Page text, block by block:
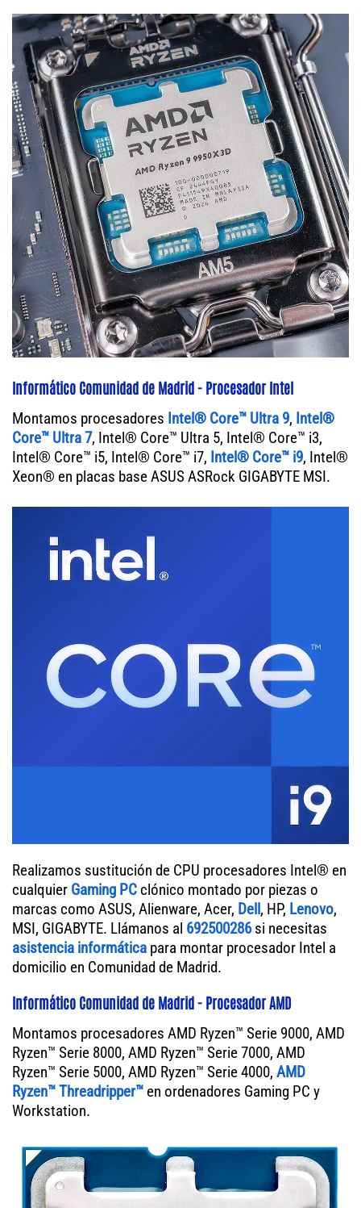
Informático Comunidad de Madrid - Procesador Intel
Montamos procesadores Intel® Core™ Ultra 9, Intel®
Core™ Ultra 7, Intel® Core™ Ultra 5, Intel® Core™ i3,
Intel® Core™ i5, Intel® Core™ i7, Intel® Core™ i9, Intel®
Xeon® en placas base ASUS ASRock GIGABYTE MSI.
Realizamos sustitución de CPU procesadores Intel® en
cualquier Gaming PC clónico montado por piezas o
marcas como ASUS, Alienware, Acer, Dell, HP, Lenovo,
MSI, GIGABYTE. Llámanos al 692500286si necesitas
asistencia informática para montar procesador Intel a
domicilio en Comunidad de Madrid.
Informático Comunidad de Madrid - Procesador AMD
Montamos procesadores AMD Ryzen™ Serie 9000, AMD
Ryzen™ Serie 8000, AMD Ryzen™ Serie 7000, AMD
Ryzen™ Serie 5000, AMD Ryzen™ Serie 4000, AMD
Ryzen™ Threadripper™ en ordenadores Gaming PC y
Workstation.